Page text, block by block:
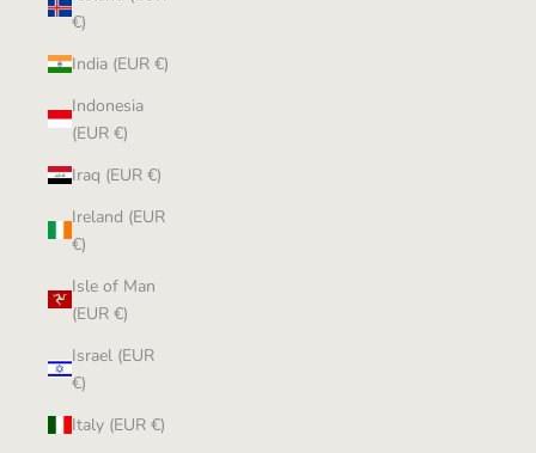
€)
India (EUR €)
Indonesia
(EUR €)
Iraq (EUR €)
Ireland (EUR
€)
Isle of Man
(EUR €)
Israel (EUR
€)
Italy (EUR €)